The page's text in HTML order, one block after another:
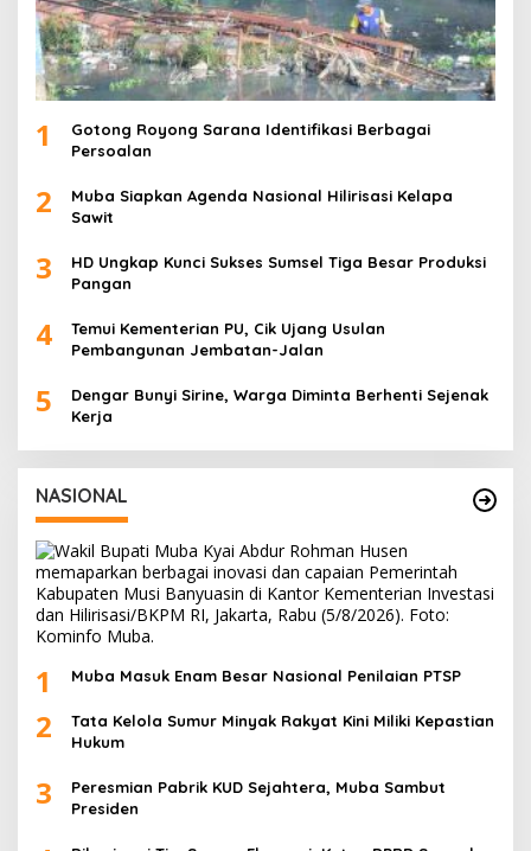
1
Gotong Royong Sarana Identifikasi Berbagai
Persoalan
2
Muba Siapkan Agenda Nasional Hilirisasi Kelapa
Sawit
3
HD Ungkap Kunci Sukses Sumsel Tiga Besar Produksi
Pangan
4
Temui Kementerian PU, Cik Ujang Usulan
Pembangunan Jembatan-Jalan
5
Dengar Bunyi Sirine, Warga Diminta Berhenti Sejenak
Kerja
NASIONAL
1 Muba Masuk Enam Besar Nasional Penilaian PTSP
2
Tata Kelola Sumur Minyak Rakyat Kini Miliki Kepastian
Hukum
3
Peresmian Pabrik KUD Sejahtera, Muba Sambut
Presiden